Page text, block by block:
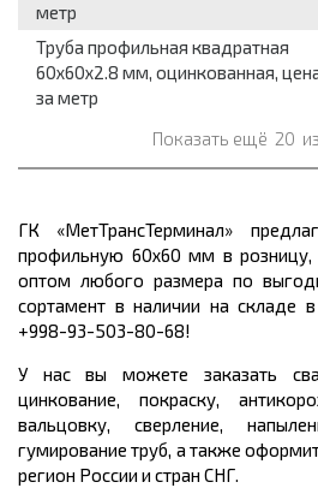
метр
Труба профильная квадратная
60x60x2.8 мм, оцинкованная,
за метр
Показать ещё 20 из
ГК «МетТрансТерминал»
профильную 60х60 мм в
оптом любого размера по
сортамент в наличии на складе
+998-93-503-80-68!
У нас вы можете заказать
цинкование, покраску,
вальцовку, сверление,
гумирование труб, а также
регион России и стран СНГ.